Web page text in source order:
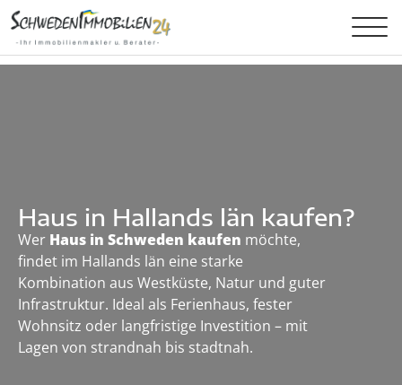
Haus in Hallands län kaufen?
Wer Haus in Schweden kaufen möchte,
findet im Hallands län eine starke
Kombination aus Westküste, Natur und guter
Infrastruktur. Ideal als Ferienhaus, fester
Wohnsitz oder langfristige Investition – mit
Lagen von strandnah bis stadtnah.